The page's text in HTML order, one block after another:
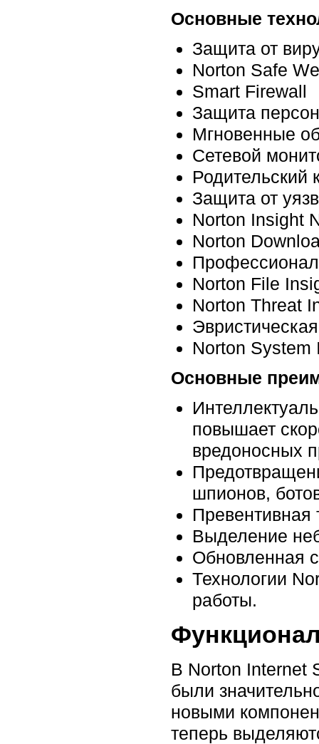
Основные
Защита от
Norton Safe
Smart Firewall
Защита
Мгновенные
Сетевой
Родительский
Защита от
Norton Insight
Norton
Norton File
Norton Threat
Norton System
Основные
повышает
вредоносных
шпионов,
Превентивная
Выделение
Обновленная
Технологии
работы.
В Norton Internet
были
новыми
теперь